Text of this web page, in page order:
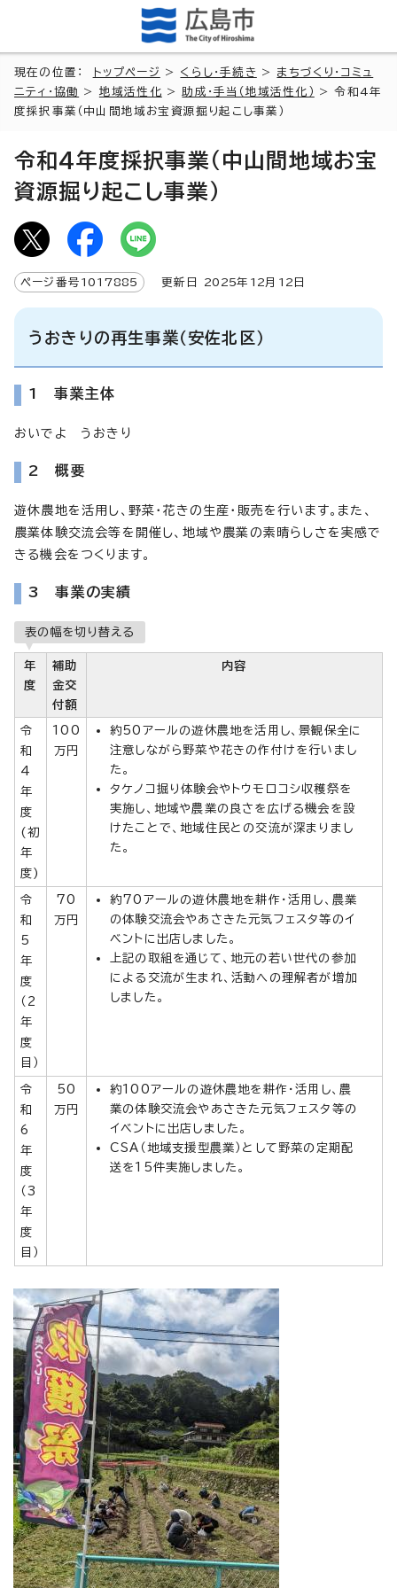
現在の位置： トップページ > くらし・手続き > まちづくり・コミュ
ニティ・協働
> 地域活性化 > 助成・手当（地域活性化）
> 令和4年
度採択事業（中山間地域お宝資源掘り起こし事業）
令和4年度採択事業（中山間地域お宝
資源掘り起こし事業）
ページ番号 1017885 更新日 2025年 12月 12 日
うおきりの再生事業（安佐北区）
1 事業主体
おいでよ うおきり
2 概要
遊休農地を活用し、野菜・花きの生産・販売を行います。また、
農業体験交流会等を開催し、地域や農業の素晴らしさを実感で
きる機会をつくります。
3 事業の実績
表の幅を切り替える
年
度
補助
金交
付額
内容
令
和
4
年
度
(初
年
度)
100
万円
約50アールの遊休農地を活用し、景観保全に
注意しながら野菜や花きの作付けを行いまし
た。
タケノコ掘り体験会やトウモロコシ収穫祭を
実施し、地域や農業の良さを広げる機会を設
けたことで、地域住民との交流が深まりまし
た。
令
和
5
年
度
（2
年
度
目）
70
万円
約70アールの遊休農地を耕作・活用し、農業
の体験交流会やあさきた元気フェスタ等のイ
ベントに出店しました。
上記の取組を通じて、地元の若い世代の参加
による交流が生まれ、活動への理解者が増加
しました。
令
和
6
年
度
（3
年
度
目）
50
万円
約100アールの遊休農地を耕作・活用し、農
業の体験交流会やあさきた元気フェスタ等の
イベントに出店しました。
CSA（地域支援型農業）として野菜の定期配
送を15件実施しました。